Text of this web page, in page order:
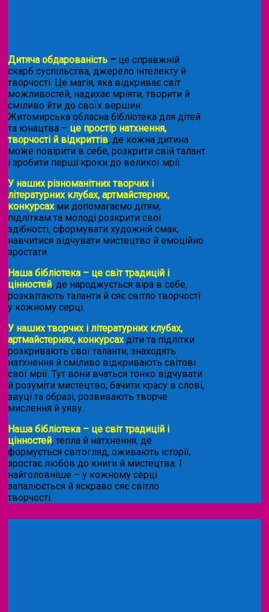
Дитяча обдарованість – це справжній
скарб суспільства, джерело інтелекту й
творчості. Це магія, яка відкриває світ
можливостей, надихає мріяти, творити й
сміливо йти до своїх вершин.
Житомирська обласна бібліотека для дітей
та юнацтва – це простір натхнення,
творчості й відкриттів, де кожна дитина
може повірити в себе, розкрити свій талант
і зробити перші кроки до великої мрії.
У наших різноманітних творчих і
літературних клубах, артмайстернях,
конкурсахми допомагаємо дітям,
підліткам та молоді розкрити свої
здібності, сформувати художній смак,
навчитися відчувати мистецтво й емоційно
зростати.
Наша бібліотека – це світ традицій і
цінностей, де народжується віра в себе,
розквітають таланти й сяє світло творчості
у кожному серці.
У наших творчих і літературних клубах,
артмайстернях, конкурсахдіти та підлітки
розкривають свої таланти, знаходять
натхнення й сміливо відкривають світові
свої мрії. Тут вони вчаться тонко відчувати
й розуміти мистецтво, бачити красу в слові,
звуці та образі, розвивають творче
мислення й уяву.
Наша бібліотека – це світ традицій і
цінностей, тепла й натхнення, де
формується світогляд, оживають історії,
зростає любов до книги й мистецтва. І
найголовніше – у кожному серці
запалюється й яскраво сяє світло
творчості.